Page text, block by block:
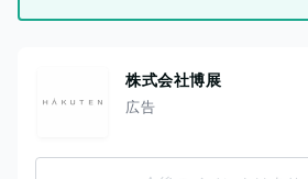
株式会社博展
広告